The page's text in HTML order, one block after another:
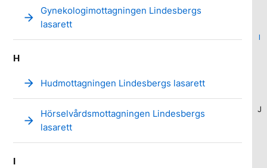
I
J
arrow_forward
Gynekologimottagningen Lindesbergs
lasarett
H
arrow_forward Hudmottagningen Lindesbergs lasarett
arrow_forward
Hörselvårdsmottagningen Lindesbergs
lasarett
I